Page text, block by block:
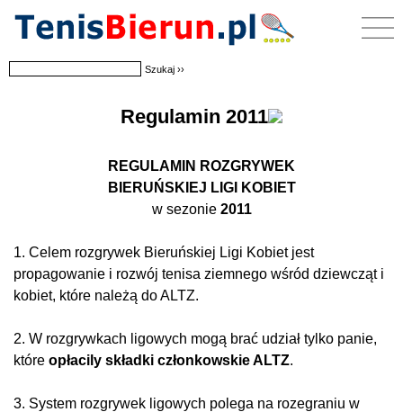
Regulamin 2011
REGULAMIN ROZGRYWEK
BIERUŃSKIEJ LIGI KOBIET
w sezonie 2011
1. Celem rozgrywek Bieruńskiej Ligi Kobiet jest
propagowanie i rozwój tenisa ziemnego wśród dziewcząt i
kobiet, które należą do ALTZ.
2. W rozgrywkach ligowych mogą brać udział tylko panie,
które opłacily składki członkowskie ALTZ.
3. System rozgrywek ligowych polega na rozegraniu w